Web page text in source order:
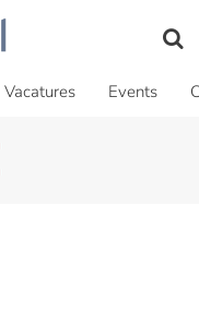
Vacatures Events